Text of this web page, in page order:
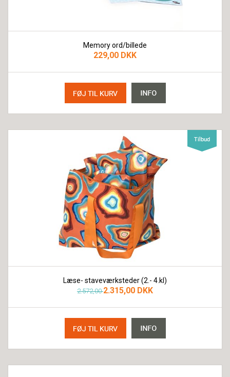
Memory ord/billede
229,00 DKK
Læse- staveværksteder (2.- 4.kl)
2.572,002.315,00 DKK